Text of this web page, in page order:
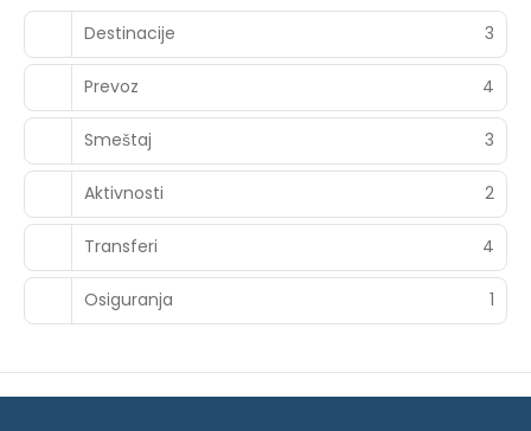
Destinacije
3
Prevoz 4
Smeštaj 3
Aktivnosti 2
Transferi 4
Osiguranja 1